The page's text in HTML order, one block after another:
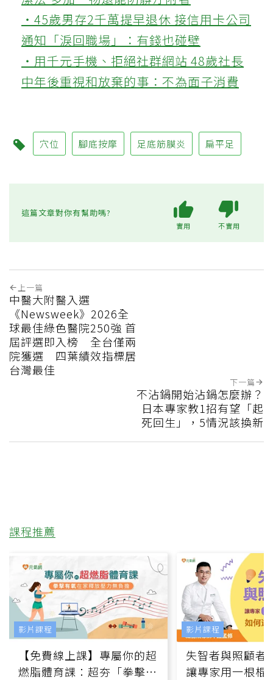
‧45歲男存2千萬提早退休 接信用卡公司
通知「淚回職場」：有錢也碰壁
‧用千元手機、拒絕社群網站 48歲社長
中年後重視和放棄的事：不為面子消費
穴位 腳底按摩 足底筋膜炎 扁平足
這篇文章對你有幫助嗎?
實用 不實用
上一篇
中醫大附醫入選
《Newsweek》2026全
球最佳綠色醫院250強 首
屆評選即入榜 全台僅兩
院獲選 四葉績效指標居
台灣最佳
下一篇
不沾鍋開始沾鍋怎麼辦？
日本專家教1招有望「起
死回生」，5情況該換新
課程推薦
【免費線上課】專屬你的超
燃脂體育課：超夯「拳擊有
影片課程
失智者與照顧者
讓專家用一根棍
影片課程